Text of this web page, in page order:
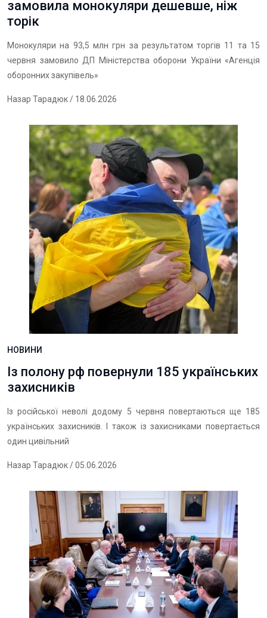
замовила монокуляри дешевше, ніж
торік
Монокуляри на 93,5 млн грн за результатом торгів 11 та 15
червня замовило ДП Міністерства оборони України «Агенція
оборонних закупівель»
Назар Тарадюк/ 18.06.2026
НОВИНИ
Із полону рф повернули 185 українських
захисників
Із російської неволі додому 5 червня повертаються ще 185
українських захисників. І також із захисниками повертається
один цивільний
Назар Тарадюк/ 05.06.2026